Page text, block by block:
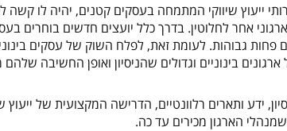
ייעוץ שיווקי המתמחה בעסקים קטנים, יהיה לו קשה
אחר לחלוטין. בדרך כלל יועצים חדשים בוחרים
גבוהות. לעומת זאת, לפלח השוק של עסקים
בינוניים וגדולים שהניסיון ואופן החשיבה
ידע ותארים רלוונטיים, הדרישה המקצועית של ייעוץ
הארגון מכירים עד כה.